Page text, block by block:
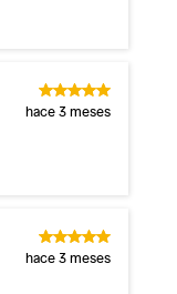
hace 3 meses
hace 3 meses